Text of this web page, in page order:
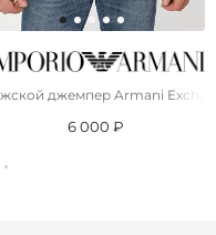
logo-patch
джемпер Armani
6 000 ₽